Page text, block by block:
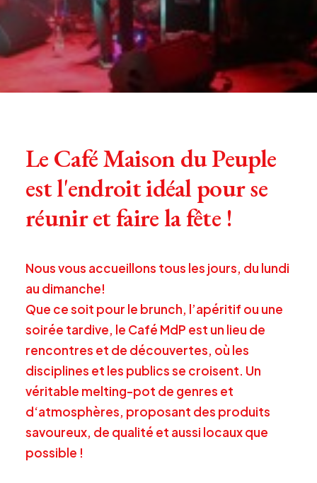
Le Café Maison du Peuple
est l'endroit idéal pour se
réunir et faire la fête !
Nousvous accueillons tous les jours, du lundi
au dimanche!
Que cesoit pour le brunch, l’apéritif ou une
soirée tardive, le Café MdP est un lieu de
rencontres et de découvertes, où les
disciplines et les publicsse croisent. Un
véritable melting-pot de genres et
d‘atmosphères, proposant des produits
savoureux, de qualité et aussi locauxque
possible !